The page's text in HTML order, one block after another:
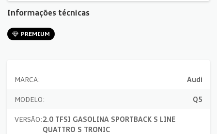
Informações técnicas
PREMIUM
MARCA: Audi
MODELO: Q5
VERSÃO:2.0 TFSI GASOLINA SPORTBACK S LINE
QUATTRO S TRONIC